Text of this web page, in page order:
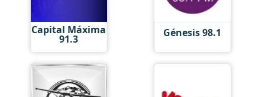
Capital Máxima
91.3 Génesis 98.1